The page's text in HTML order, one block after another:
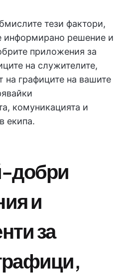
тези фактори,
информирано решение и
приложения за
на служителите,
на графиците на вашите
комуникацията и
екипа.
добри
и
за